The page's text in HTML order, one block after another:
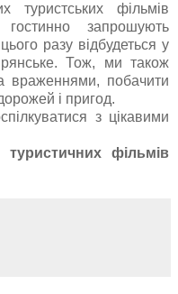
туристських фільмів
гостинно запрошують
разу відбудеться у
Тож, ми також
враженнями, побачити
і пригод.
з цікавими
фільмів